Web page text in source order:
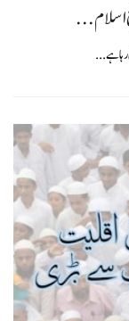
اسلام...
رہا ہے...